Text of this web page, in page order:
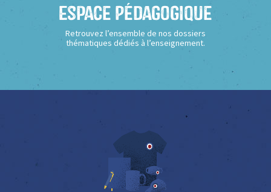
Espace Pédagogique
Retrouvez l’ensemble de nos dossiers
thématiques dédiés à l’enseignement.